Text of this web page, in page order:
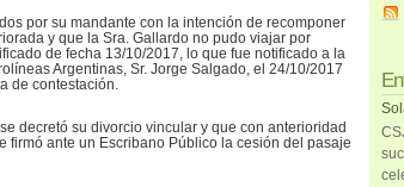
por su mandante con la intención de recomponer
y que la Sra. Gallardo no pudo viajar por
de fecha 13/10/2017, lo que fue notificado a la
Argentinas, Sr. Jorge Salgado, el 24/10/2017
de contestación.
decretó su divorcio vincular y que con anterioridad
firmó ante un Escribano Público la cesión del pasaje